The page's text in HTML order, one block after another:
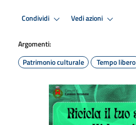
Condividi Vedi azioni
Argomenti:
Patrimonio culturale
Tempo libero